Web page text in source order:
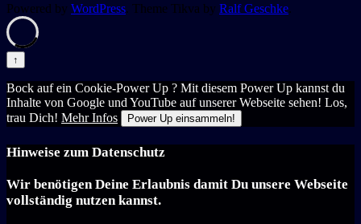
Powered by WordPress. Theme Tikva by Ralf Geschke.
↑
Bock auf ein Cookie-Power Up ? Mit diesem Power Up kannst du
Inhalte von Google und YouTube auf unserer Webseite sehen! Los,
trau Dich! Mehr Infos Power Up einsammeln!
Hinweise zum Datenschutz
Wir benötigen Deine Erlaubnis damit Du unsere Webseite
vollständig nutzen kannst.